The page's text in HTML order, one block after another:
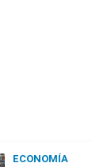
ECONOMÍA